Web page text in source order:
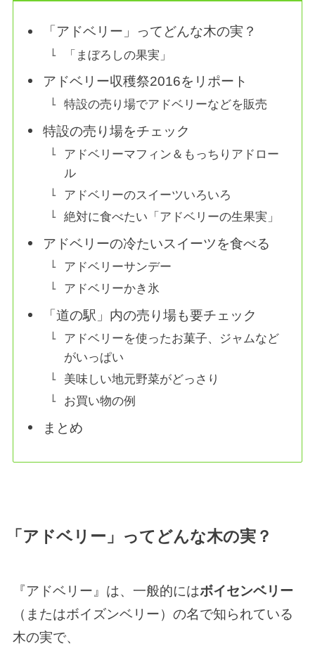
「アドベリー」ってどんな木の実？
「まぼろしの果実」
アドベリー収穫祭2016をリポート
特設の売り場でアドベリーなどを販売
特設の売り場をチェック
アドベリーマフィン＆もっちりアドロー
ル
アドベリーのスイーツいろいろ
絶対に食べたい「アドベリーの生果実」
アドベリーの冷たいスイーツを食べる
アドベリーサンデー
アドベリーかき氷
「道の駅」内の売り場も要チェック
アドベリーを使ったお菓子、ジャムなど
がいっぱい
美味しい地元野菜がどっさり
お買い物の例
まとめ
「アドベリー」ってどんな木の実？
『アドベリー』は、一般的にはボイセンベリー
（またはボイズンベリー）の名で知られている
木の実で、